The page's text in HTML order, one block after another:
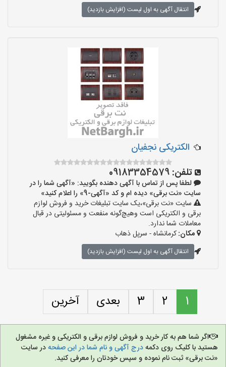
انتقال آگهی به اول لیست (افزایش بازدید)
الکتریکی نجفیان
تلفن: 09183354579
لطفا پس از تماس با آگهی دهنده بگویید: «آگهی شما را در
سایت «نت برقی» دیده ام و کد «آگهی-9» را اعلام کنید»
سایت «نت برقی»،یک سایت تبلیغات خرید و فروش لوازم
برقی و الکتریکی است وهیچ‌گونه منفعت و مسئولیتی در قبال
معاملات شما ندارد.
مکان:کرمانشاه - سرپل ذهاب
انتقال آگهی به اول لیست (افزایش بازدید)
1
2
3 بعدی آخرین
اگر شما هم به کار خرید و فروش لوازم برقی و الکتریکی و غیره مشغول
هستید با کلیک روی دکمهدرج آگهی و نام شما در این صفحهدر سایت
«نت برقی» ثبت نام نموده و سپس خودتان را معرفی کنید.